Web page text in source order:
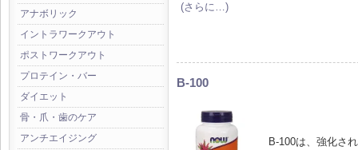
アナボリック
イントラワークアウト
ポストワークアウト
プロテイン・バー
ダイエット
骨・爪・歯のケア
アンチエイジング
(さらに…)
B-100
B-100は、強化さ